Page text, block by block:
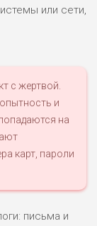
или сети,
с жертвой.
и
на
карт, пароли
письма и